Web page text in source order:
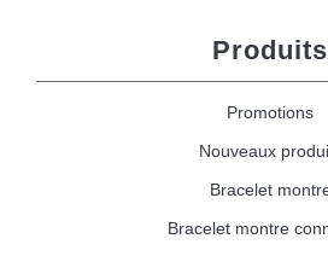
Produits
Promotions
Nouveaux
Bracelet
Bracelet montre